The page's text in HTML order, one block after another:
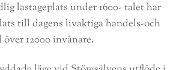
lastageplats under 1600- talet har
till dagens livaktiga handels-och
12000 invånare.